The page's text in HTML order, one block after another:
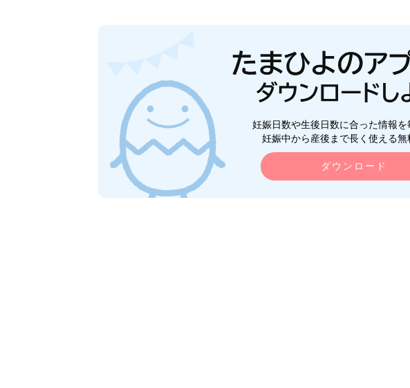
妊娠日数や生後日数に合った情報を
妊娠中から産後まで長く使える無
ダウンロード